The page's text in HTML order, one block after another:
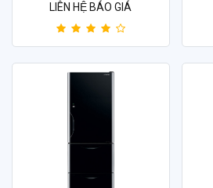
LIÊN HỆ BÁO GIÁ